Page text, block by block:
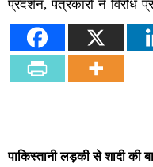
प्रदर्शन, पत्रकारों ने विरोध
पाकिस्तानी लड़की से शादी की